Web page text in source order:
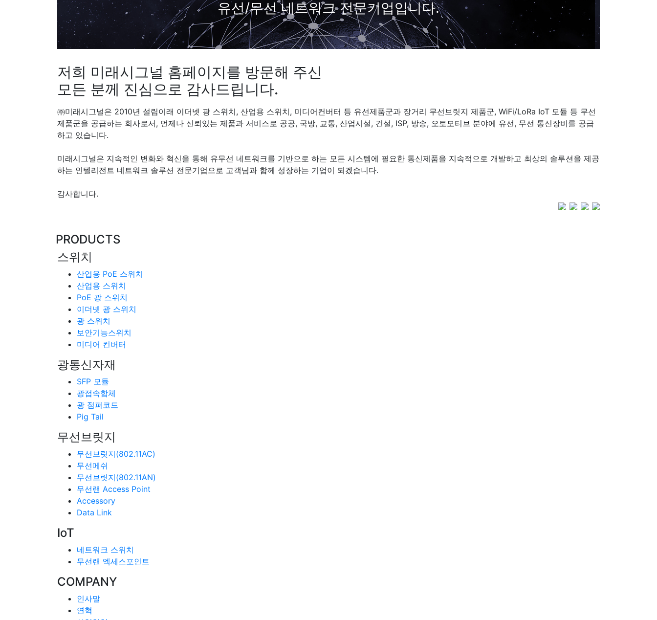
유선/무선 네트워크 전문기업입니다.
저희 미래시그널 홈페이지를 방문해 주신
모든 분께 진심으로 감사드립니다.
㈜미래시그널은 2010년 설립이래 이더넷 광 스위치, 산업용 스위치, 미디어컨버터 등 유선제품군과 장거리 무선브릿지 제품군, WiFi/LoRa IoT 모듈 등 무선
제품군을 공급하는 회사로서, 언제나 신뢰있는 제품과 서비스로 공공, 국방, 교통, 산업시설, 건설, ISP, 방송, 오토모티브 분야에 유선, 무선 통신장비를 공급
하고 있습니다.
미래시그널은 지속적인 변화와 혁신을 통해 유무선 네트워크를 기반으로 하는 모든 시스템에 필요한 통신제품을 지속적으로 개발하고 최상의 솔루션을 제공
하는 인텔리전트 네트워크 솔루션 전문기업으로 고객님과 함께 성장하는 기업이 되겠습니다.
감사합니다.
PRODUCTS
스위치
산업용 PoE 스위치
산업용 스위치
PoE 광 스위치
이더넷 광 스위치
광 스위치
보안기능스위치
미디어 컨버터
광통신자재
SFP 모듈
광접속함체
광 점퍼코드
Pig Tail
무선브릿지
무선브릿지(802.11AC)
무선메쉬
무선브릿지(802.11AN)
무선랜 Access Point
Accessory
Data Link
IoT
네트워크 스위치
무선랜 엑세스포인트
COMPANY
인사말
연혁